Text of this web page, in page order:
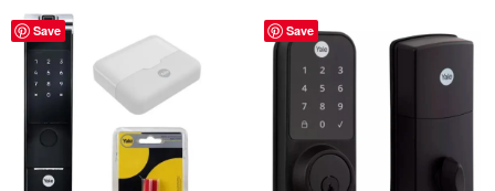
Save Save